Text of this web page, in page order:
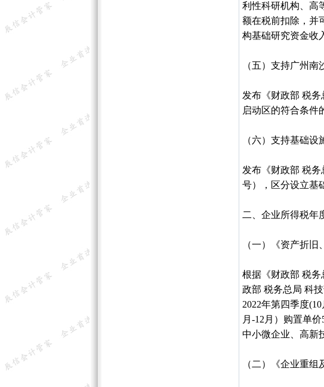
利性科研机构、高
额在税前扣除，并
构基础研究资金收
（五）支持广州
发布《财政部 税
启动区的符合条件
（六）支持基础
发布《财政部 税
号），区分设立基
二、企业所得税年
（一）《资产折旧
根据《财政部 税
政部 税务总局 科
2022年第四季度
月-12月）购置单
中小微企业、高新
（二）《企业重组